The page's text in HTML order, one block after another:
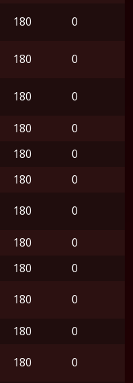
180 0
180 0
180 0
180
0
180
0
180 0
180 0
180
0
180 0
180 0
180 0
180 0